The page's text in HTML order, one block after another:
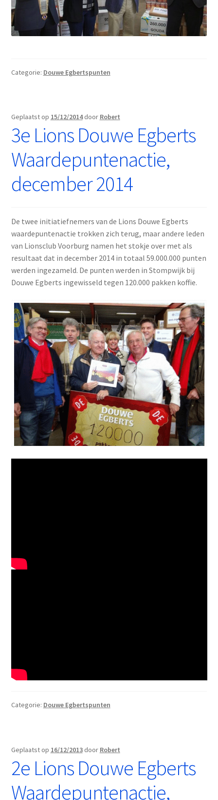
Categorie: Douwe Egbertspunten
Geplaatst op 15/12/2014 door Robert
3e Lions Douwe Egberts
Waardepuntenactie,
december 2014
De twee initiatiefnemers van de Lions Douwe Egberts
waardepuntenactie trokken zich terug, maar andere leden
van Lionsclub Voorburg namen het stokje over met als
resultaat dat in december 2014 in totaal 59.000.000 punten
werden ingezameld. De punten werden in Stompwijk bij
Douwe Egberts ingewisseld tegen 120.000 pakken koffie.
Categorie: Douwe Egbertspunten
Geplaatst op 16/12/2013 door Robert
2e Lions Douwe Egberts
Waardepuntenactie,